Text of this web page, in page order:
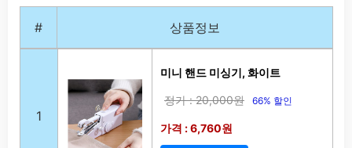
# 상품정보
1
미니 핸드 미싱기, 화이트
정가 : 20,000원 66% 할인
가격 : 6,760원